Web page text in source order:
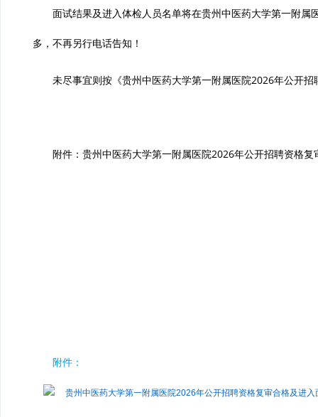
面试结果及进入体检人员名单将在贵州中医药大学第一附
多，不再另行电话告知！
未尽事宜则按《贵州中医药大学第一附属医院2026年公开
附件：贵州中医药大学第一附属医院2026年公开招聘资格
附件：
贵州中医药大学第一附属医院2026年公开招聘资格复审合格及进